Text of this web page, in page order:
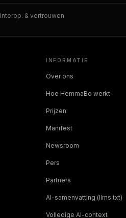
Interop. & vertrouwen
INFORMATIE
Over ons
Hoe HemmaBo werkt
Prijzen
Manifest
Newsroom
Pers
Partners
AI-samenvatting (llms.txt)
Volledige AI-context